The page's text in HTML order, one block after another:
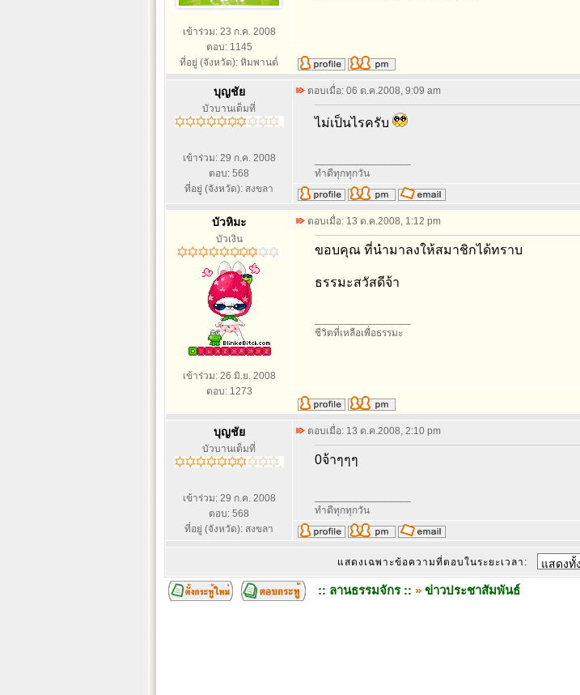
เข้าร่วม: 23 ก.ค. 2008
ตอบ: 1145
ที่อยู่ (จังหวัด): หิมพานต์
บุญชัย
บัวบานเต็มที่
เข้าร่วม: 29 ก.ค. 2008
ตอบ: 568
ที่อยู่ (จังหวัด): สงขลา
ตอบเมื่อ: 06 ต.ค.2008, 9:09 am
ไม่เป็นไรครับ
ทำดีทุกทุกวัน
บัวหิมะ
บัวเงิน
เข้าร่วม: 26 มิ.ย. 2008
ตอบ: 1273
ตอบเมื่อ: 13 ต.ค.2008, 1:12 pm
ขอบคุณ ที่นำมาลงให้สมาชิกได้ทราบ
ธรรมะสวัสดีจ้า
ชีวิตที่เหลือเพื่อธรรมะ
บุญชัย
บัวบานเต็มที่
เข้าร่วม: 29 ก.ค. 2008
ตอบ: 568
ที่อยู่ (จังหวัด): สงขลา
ตอบเมื่อ: 13 ต.ค.2008, 2:10 pm
0จ้าๆๆๆ
ทำดีทุกทุกวัน
แสดงเฉพาะข้อความที่ตอบในระยะเวลา:
:: ลานธรรมจักร :: » ข่าวประชาสัมพันธ์